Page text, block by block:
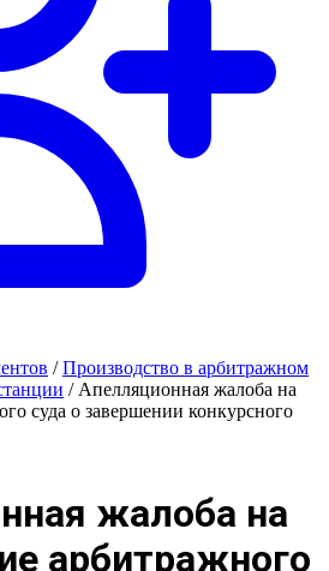
/ Производство в арбитражном
/ Апелляционная жалоба на
суда о завершении конкурсного
жалоба на
арбитражного